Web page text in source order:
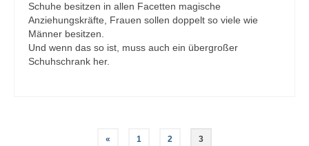
Schuhe besitzen in allen Facetten magische
Anziehungskräfte, Frauen sollen doppelt so viele wie
Männer besitzen.
Und wenn das so ist, muss auch ein übergroßer
Schuhschrank her.
Seitennummerierung
« 1 2 3